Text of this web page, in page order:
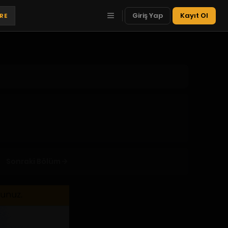
Giriş Yap Kayıt Ol